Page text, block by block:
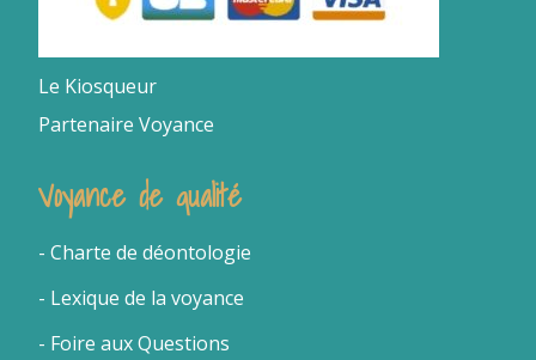
Le Kiosqueur
Partenaire Voyance
Voyance de qualité
- Charte de déontologie
- Lexique de la voyance
- Foire aux Questions